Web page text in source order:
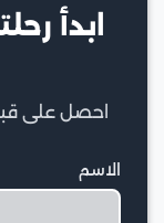
ابدأ
احصل على
الاسم